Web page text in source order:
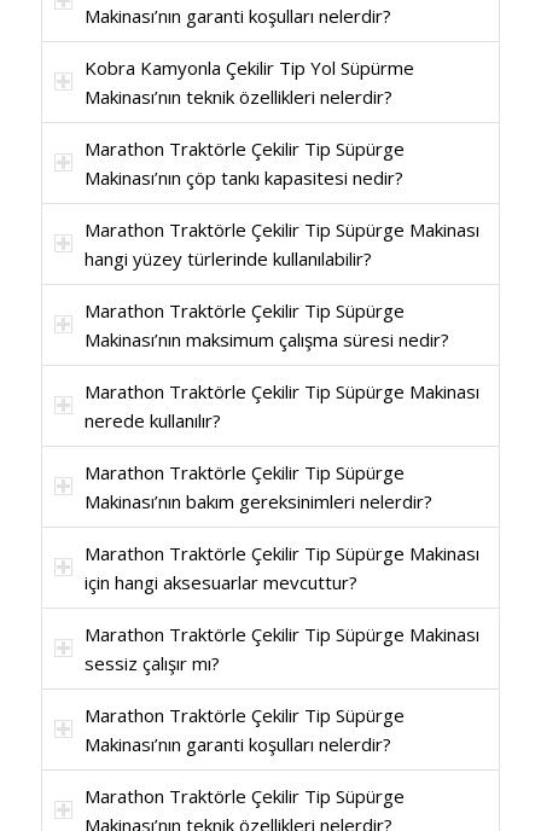
Makinası’nın garanti koşulları nelerdir?
Kobra Kamyonla Çekilir Tip Yol Süpürme
Makinası’nın teknik özellikleri nelerdir?
Marathon Traktörle Çekilir Tip Süpürge
Makinası’nın çöp tankı kapasitesi nedir?
Marathon Traktörle Çekilir Tip Süpürge Makinası
hangi yüzey türlerinde kullanılabilir?
Marathon Traktörle Çekilir Tip Süpürge
Makinası’nın maksimum çalışma süresi nedir?
Marathon Traktörle Çekilir Tip Süpürge Makinası
nerede kullanılır?
Marathon Traktörle Çekilir Tip Süpürge
Makinası’nın bakım gereksinimleri nelerdir?
Marathon Traktörle Çekilir Tip Süpürge Makinası
için hangi aksesuarlar mevcuttur?
Marathon Traktörle Çekilir Tip Süpürge Makinası
sessiz çalışır mı?
Marathon Traktörle Çekilir Tip Süpürge
Makinası’nın garanti koşulları nelerdir?
Marathon Traktörle Çekilir Tip Süpürge
Makinası’nın teknik özellikleri nelerdir?